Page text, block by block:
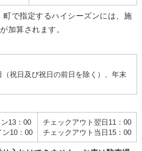
で指定するハイシーズンには、施
加算されます。
祝日及び祝日の前日を除く）、年末
13：00
ン10：00
チェックアウト翌日11：00
チェックアウト当日15：00